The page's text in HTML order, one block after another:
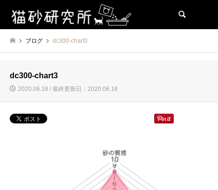
ブログ dc300-chart3
dc300-chart3
2020.06.18 / 最終更新日：2020.06.18